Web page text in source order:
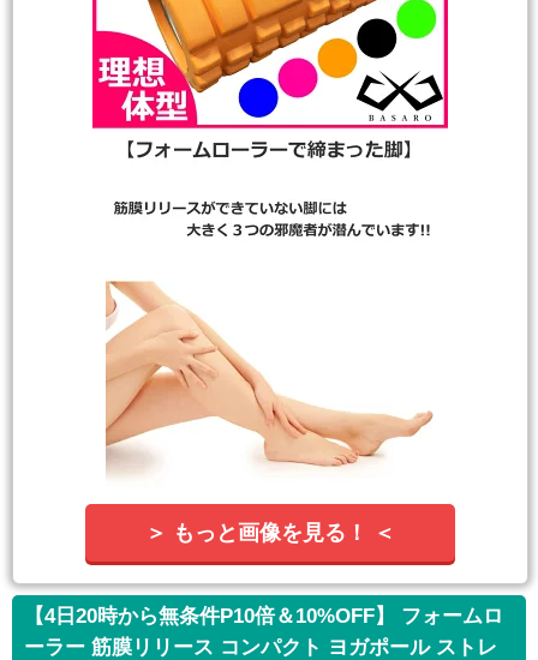
＞ もっと画像を見る！ ＜
【4日20時から無条件P10倍＆10%OFF】 フォームロ
ーラー 筋膜リリース コンパクト ヨガポール ストレ